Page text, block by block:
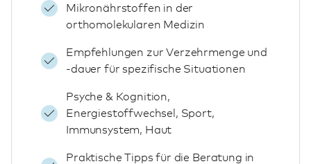
Mikronährstoffen in der
orthomolekularen Medizin
Empfehlungen zur Verzehrmenge und
-dauer für spezifische Situationen
Psyche & Kognition,
Energiestoffwechsel, Sport,
Immunsystem, Haut
Praktische Tipps für die Beratung in